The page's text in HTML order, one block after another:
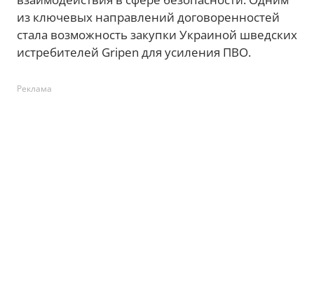
из ключевых направлений договоренностей
стала возможность закупки Украиной шведских
истребителей Gripen для усиления ПВО.
Реклама